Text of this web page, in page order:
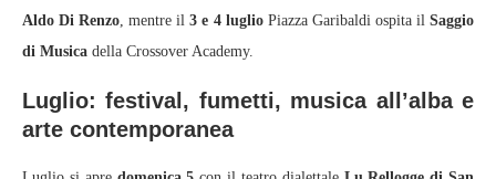
Aldo Di Renzo , mentre il3 e 4 luglio Piazza Garibaldi ospita il Saggio
di Musica della Crossover Academy.
Luglio: festival, fumetti, musica all’alba e
arte contemporanea